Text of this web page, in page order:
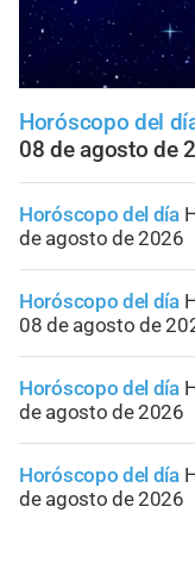
Horóscopo del
08 de agosto de
Horóscopo del día
de agosto de 2026
Horóscopo del día
08 de agosto de
Horóscopo del día
de agosto de 2026
Horóscopo del día
de agosto de 2026